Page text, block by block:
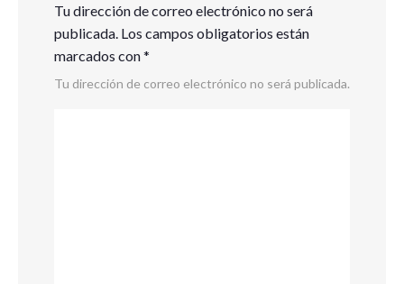
Tu dirección de correo electrónico no será
publicada. Los campos obligatorios están
marcados con*
Tu dirección de correo electrónico no será publicada.